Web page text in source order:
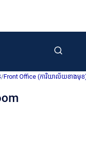
/Front Office (ការិយាល័យខាងមុ